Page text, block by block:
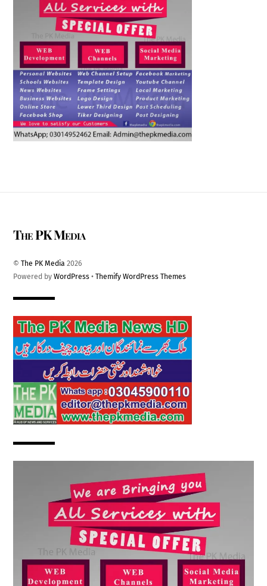
The PK Media
©The PK Media 2026
Powered byWordPress •Themify WordPress Themes